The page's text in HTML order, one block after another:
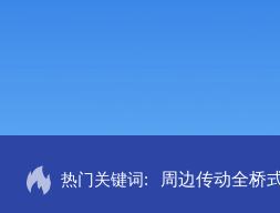
热门关键词: 周边传动全桥